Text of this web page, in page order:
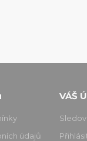
údajů
VÁŠ